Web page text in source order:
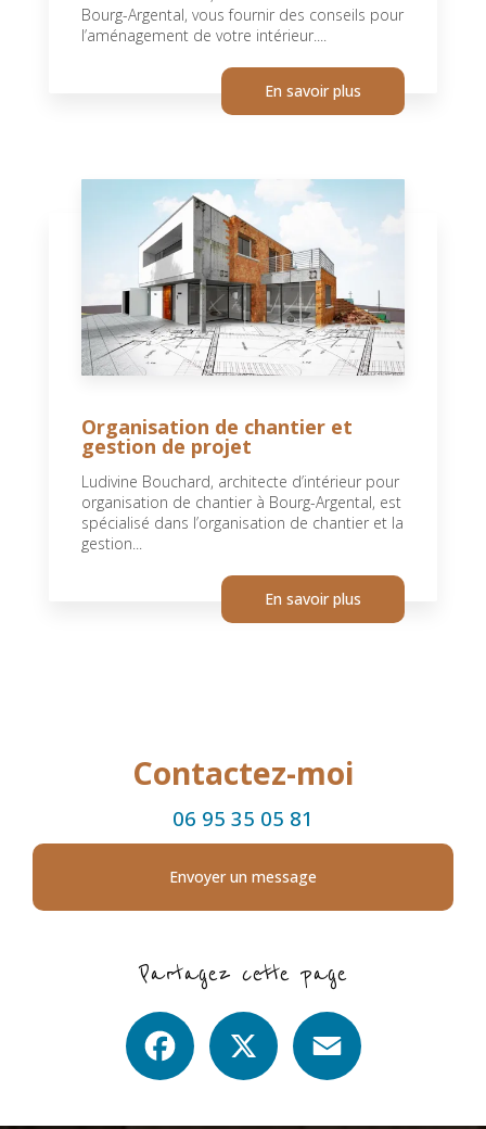
Bourg-Argental, vous fournir des conseils pour
l’aménagement de votre intérieur....
En savoir plus
Organisation de chantier et
gestion de projet
Ludivine Bouchard, architecte d’intérieur pour
organisation de chantier à Bourg-Argental, est
spécialisé dans l’organisation de chantier et la
gestion...
En savoir plus
Contactez-moi
06 95 35 05 81
Envoyer un message
Partagez cette page
Facebook